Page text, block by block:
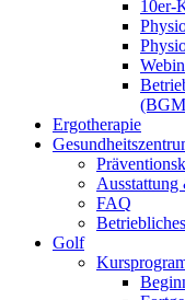
10er-
Ergotherapie
Ausstattung
FAQ
Golf